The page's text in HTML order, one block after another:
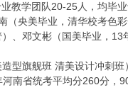
教学团队20-25人，均毕
（央美毕业，清华校考色
、邓文彬（国美毕业，13
造型旗舰班 清美设计冲刺
南省统考平均分260分，